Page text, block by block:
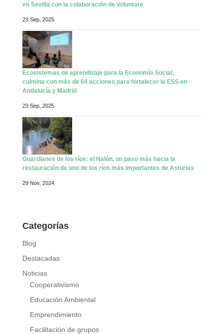
en Sevilla con la colaboración de Voluntare
23 Sep, 2025
Ecosistemas de aprendizaje para la Economía Social,
culmina con más de 64 acciones para fortalecer la ESS en
Andalucía y Madrid
23 Sep, 2025
Guardianes de los ríos: el Nalón, un paso más hacia la
restauración de uno de los ríos más importantes de Asturias
29 Nov, 2024
Categorías
Blog
Destacadas
Noticias
Cooperativismo
Educación Ambiental
Emprendimiento
Facilitación de grupos